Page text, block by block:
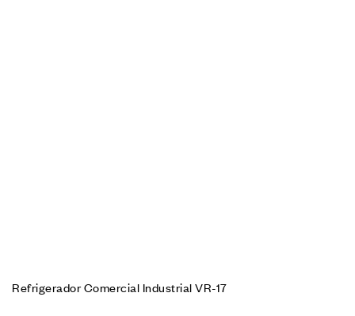
Refrigerador Comercial Industrial VR-17